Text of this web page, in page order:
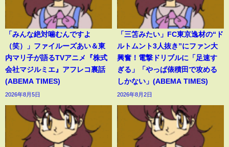
「みんな絶対噛むんですよ
（笑）」ファイルーズあい＆東
内マリ子が語るTVアニメ『株式
会社マジルミエ』アフレコ裏話
(ABEMA TIMES)
2026年8月5日
「三笘みたい」FC東京逸材の“ド
ルトムント3人抜き”にファン大
興奮！電撃ドリブルに「足速す
ぎる」「やっぱ俵積田で攻める
しかない」(ABEMA TIMES)
2026年8月2日